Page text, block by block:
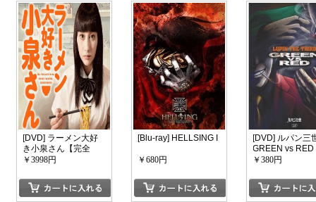
[DVD] ラーメン大好
き小泉さん【完全
版】(初回生産限定版)
￥3998円
[Blu-ray] HELLSING I
￥680円
[DVD] ルパン三
GREEN vs RED
￥380円